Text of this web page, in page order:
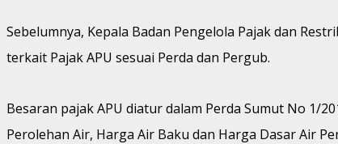
Sebelumnya, Kepala Badan Pengelola Pajak dan
terkait Pajak APU sesuai Perda dan Pergub.
Besaran pajak APU diatur dalam Perda Sumut No 1/
Perolehan Air, Harga Air Baku dan Harga Dasar Air